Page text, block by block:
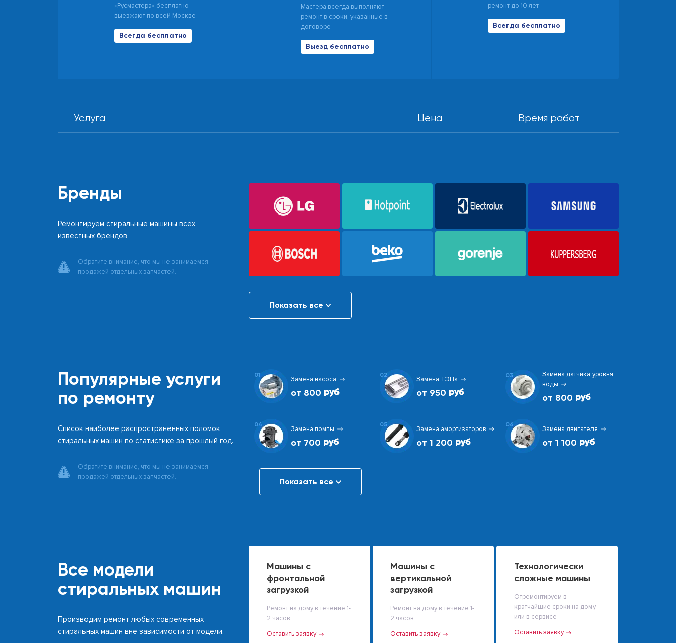
«Русмастера» бесплатно
выезжают по всей Москве
Всегда бесплатно
Мастера всегда выполняют
ремонт в сроки, указанные в
договоре
Выезд бесплатно
ремонт до 10 лет
Всегда бесплатно
Услуга Цена Время работ
Бренды
Ремонтируем стиральные машины всех
известных брендов
Обратите внимание, что мы не занимаемся
продажей отдельных запчастей.
Показать все
Популярные услуги
по ремонту
Список наиболее распространенных поломок
стиральных машин по статистике за прошлый год.
Обратите внимание, что мы не занимаемся
продажей отдельных запчастей.
01
Замена насоса
от 800
02
Замена ТЭНа
от 950
03
Замена датчика уровня
воды
от 800
04
Замена помпы
от 700
05
Замена амортизаторов
от 1 200
06
Замена двигателя
от 1 100
Показать все
Все модели
стиральных машин
Производим ремонт любых современных
стиральных машин вне зависимости от модели.
Машины с
фронтальной
загрузкой
Ремонт на дому в течение 1-
2 часов
Оставить заявку
Машины с
вертикальной
загрузкой
Ремонт на дому в течение 1-
2 часов
Оставить заявку
Технологически
сложные машины
Отремонтируем в
кратчайшие сроки на дому
или в сервисе
Оставить заявку